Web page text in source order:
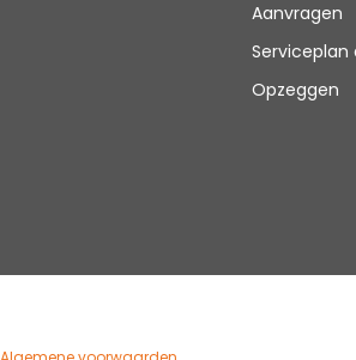
Aanvragen
Opzeggen